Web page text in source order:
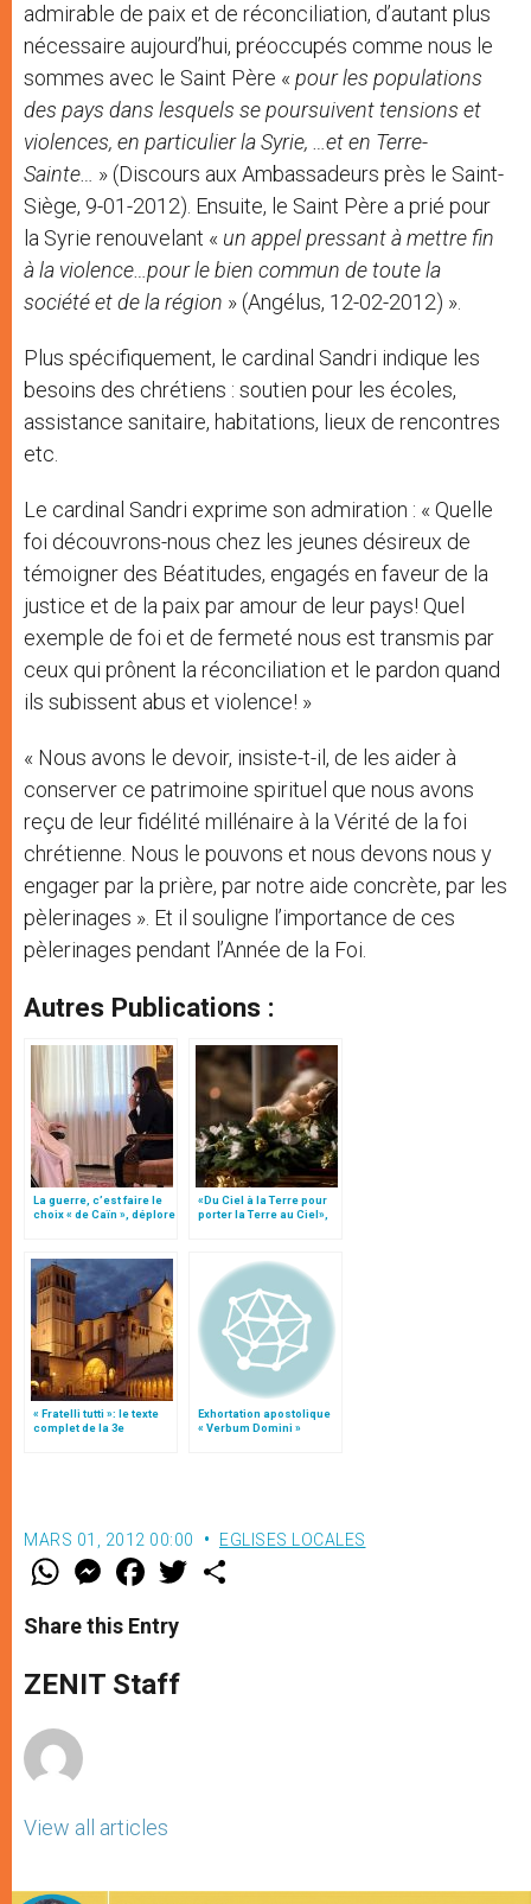
admirable de paix et de réconciliation, d’autant plus
nécessaire aujourd’hui, préoccupés comme nous le
sommes avec le Saint Père « pour les populations
des pays dans lesquels se poursuivent tensions et
violences, en particulier la Syrie, …et en Terre-
Sainte…
» (Discours aux Ambassadeurs près le Saint-
Siège, 9-01-2012). Ensuite, le Saint Père a prié pour
la Syrie renouvelant « un appel pressant à mettre fin
à la violence…pour le bien commun de toute la
société et de la région » (Angélus, 12-02-2012) ».
Plus spécifiquement, le cardinal Sandri indique les
besoins des chrétiens : soutien pour les écoles,
assistance sanitaire, habitations, lieux de rencontres
etc.
Le cardinal Sandri exprime son admiration : « Quelle
foi découvrons-nous chez les jeunes désireux de
témoigner des Béatitudes, engagés en faveur de la
justice et de la paix par amour de leur pays! Quel
exemple de foi et de fermeté nous est transmis par
ceux qui prônent la réconciliation et le pardon quand
ils subissent abus et violence! »
« Nous avons le devoir, insiste-t-il, de les aider à
conserver ce patrimoine spirituel que nous avons
reçu de leur fidélité millénaire à la Vérité de la foi
chrétienne. Nous le pouvons et nous devons nous y
engager par la prière, par notre aide concrète, par les
pèlerinages ». Et il souligne l’importance de ces
pèlerinages pendant l’Année de la Foi.
Autres Publications :
La guerre, c’est faire le
choix « de Caïn », déplore
«Du Ciel à la Terre pour
porter la Terre au Ciel»,
« Fratelli tutti »: le texte
complet de la 3e
Exhortation apostolique
« Verbum Domini »
MARS 01, 2012 00:00 EGLISES LOCALES
W
t
s
p
p
M
e
s
e
g
e
F
a
e
b
o
k
w
Share this Entry
ZENIT Staff
View all articles